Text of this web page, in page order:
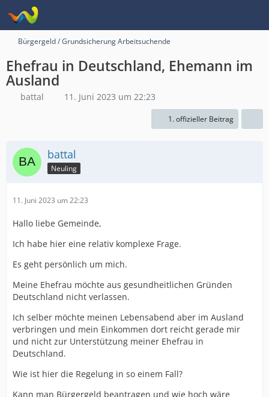
Bürgergeld / Grundsicherung Arbeitsuchende
Ehefrau in Deutschland, Ehemann im
Ausland
battal 11. Juni 2023 um 22:23
1. offizieller Beitrag
battal
Neuling
11. Juni 2023 um 22:23
Hallo liebe Gemeinde,
Ich habe hier eine relativ komplexe Frage.
Es geht persönlich um mich.
Meine Ehefrau möchte aus gesundheitlichen Gründen
Deutschland nicht verlassen.
Ich selber möchte meinen Lebensabend aber im Ausland
verbringen und mein Einkommen dort reicht gerade mir
und nicht zur Unterstützung meiner Ehefrau in
Deutschland.
Wie ist hier die Regelung in so einem Fall?
Kann man Bürgergeld beantragen und wie hoch wäre